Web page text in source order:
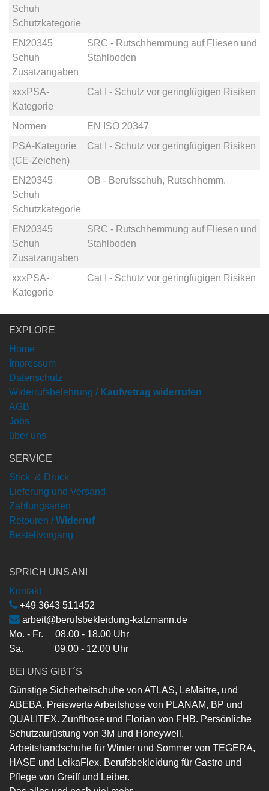
Schuh
Schutzkategorie
EN20345
Schuh
Zusatzangaben
SRC - Rutschhemmung auf Fliesen und
Stahlboden
xxxPSA-
Kategorie
Cat I - Schutz vor geringfügigen Risiken
Normen
EN ISO 20347
PSA-Kategorie
(CE-Zeichen)
Cat I - Schutz vor geringfügigen Risiken
EN20345
Schuh
Schutzkategorie
OB - Berufsschuh, Rutschhemm.
EN20345
Schuh
Zusatzangaben
SRC - Rutschhemmung auf Fliesen und
Stahlboden
xxxPSA-
Kategorie
Cat I - Schutz vor geringfügigen Risiken
EXPLORE
Home
Impressum
Datenschutz
Widerrufsbelehrung / Kaufvetrag widerrufen
AGB
Jobs
über uns
SERVICE
Stick & Druck
Lieferung und Versand
Zahlungsarten
Retouren / Widerruf
Bestellvorgang
SPRICH UNS AN!
Kontakt
+49 3643 511452
arbeit@berufsbekleidung-katzmann.de
Mo. - Fr. 08.00 - 18.00 Uhr
Sa. 09.00 - 12.00 Uhr
BEI UNS GIBT´S
Günstige Sicherheitschuhe von ATLAS, LeMaitre, und
ABEBA. Preiswerte Arbeitshose von PLANAM, BP und
QUALITEX. Zunfthose und Florian von FHB. Persönliche
Schutzaurüstung von 3M und Honeywell.
Arbeitshandschuhe für Winter und Sommer von TEGERA,
HASE und LeikaFlex. Berufsbekleidung für Gastro und
Pflege von Greiff und Leiber.